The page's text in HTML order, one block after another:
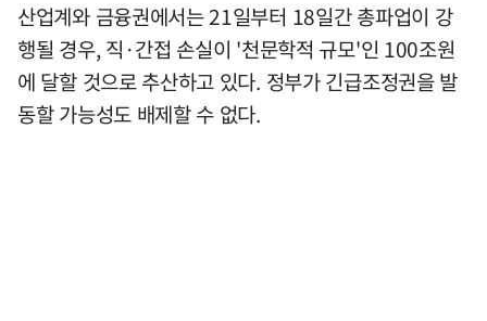
산업계와 금융권에서는 21일부터 18일간 총파업이 강
행될 경우, 직·간접 손실이 '천문학적 규모'인 100조원
에 달할 것으로 추산하고 있다. 정부가 긴급조정권을 발
동할 가능성도 배제할 수 없다.